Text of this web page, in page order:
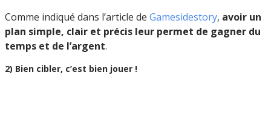
Comme indiqué dans l’article de Gamesidestory, avoir un
plan simple, clair et précis leur permet de gagner du
temps et de l’argent.
2) Bien cibler, c’est bien jouer !